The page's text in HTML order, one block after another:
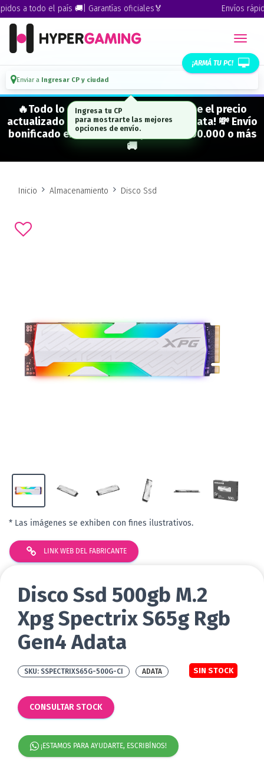
a todo el país 🚚| Garantías oficiales🏅 Envíos
¡ARMÁ TU PC!
Enviar a Ingresar CP y ciudad
🔥Todo lo que figura "EN STOCK" tiene el precio
actualizado y está para entrega inmediata! 💸 Envío
bonificado en CABA en compras de $500.000 o más
🚚
Inicio Almacenamiento Disco Ssd
* Las imágenes se exhiben con fines ilustrativos.
LINK WEB DEL FABRICANTE
Disco Ssd 500gb M.2
Xpg Spectrix S65g Rgb
Gen4 Adata
SSPECTRIXS65G-500G-CI SIN STOCK
ADATA
CONSULTAR STOCK
¡ESTAMOS PARA AYUDARTE, ESCRIBÍNOS!
Ingresa tu CP
para mostrarte las mejores
opciones de envío.